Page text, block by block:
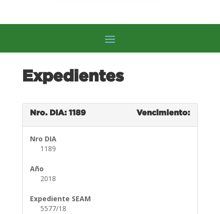
Expedientes
Nro. DIA: 1189 Vencimiento:
Nro DIA
1189
Año
2018
Expediente SEAM
5577/18